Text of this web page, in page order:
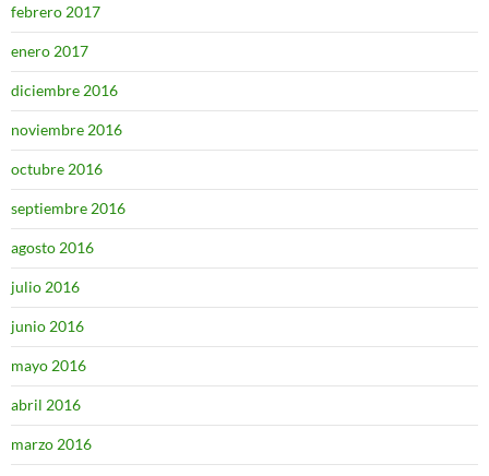
febrero 2017
enero 2017
diciembre 2016
noviembre 2016
octubre 2016
septiembre 2016
agosto 2016
julio 2016
junio 2016
mayo 2016
abril 2016
marzo 2016